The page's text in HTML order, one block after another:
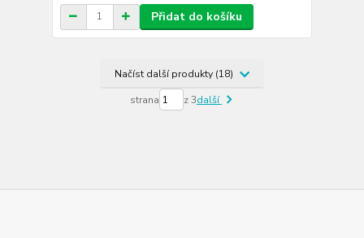
Přidat do košíku
Načíst další produkty (18)
strana z 3další